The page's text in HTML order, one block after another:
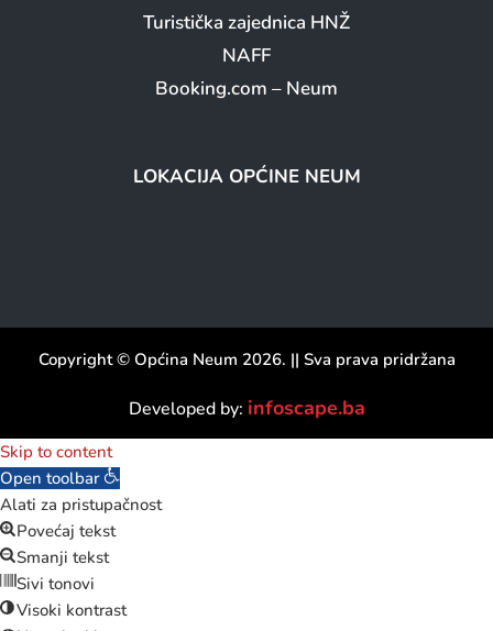
Turistička zajednica HNŽ
NAFF
Booking.com – Neum
LOKACIJA OPĆINE NEUM
Copyright © Općina Neum 2026. || Sva prava pridržana
Developed by: infoscape.ba
Skip to content
Open toolbar
Alati za pristupačnost
Povećaj tekst
Smanji tekst
Sivi tonovi
Visoki kontrast